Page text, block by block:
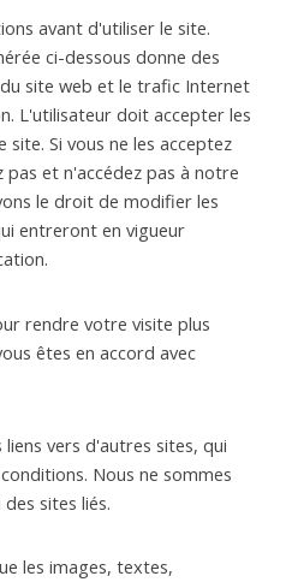
avant d'utiliser le site.
ci-dessous donne des
site web et le trafic Internet
L'utilisateur doit accepter les
Si vous ne les acceptez
pas et n'accédez pas à notre
le droit de modifier les
entreront en vigueur
rendre votre visite plus
êtes en accord avec
vers d'autres sites, qui
Nous ne sommes
sites liés.
les images, textes,